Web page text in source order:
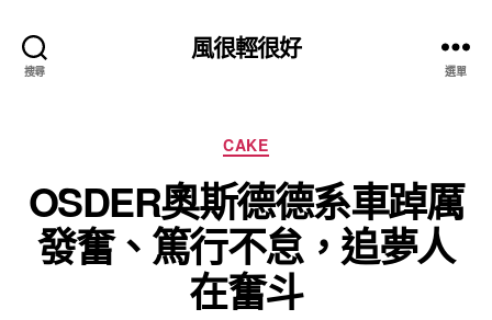
搜尋
風很輕很好
選單
分
類
CAKE
OSDER奧斯德德系車踔厲
發奮、篤行不怠，追夢人
在奮斗